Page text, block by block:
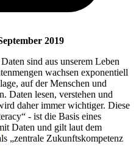
2019
sind aus unserem Leben
wachsen exponentiell
auf der Menschen und
Daten lesen, verstehen und
daher immer wichtiger. Diese
- ist die Basis eines
Daten und gilt laut dem
„zentrale Zukunftskompetenz